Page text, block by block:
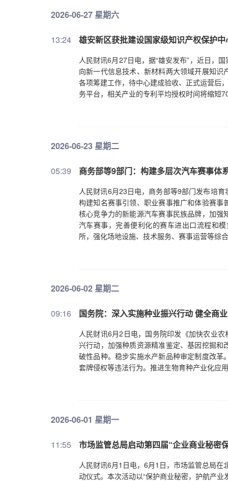
2026-06-27 星期六
13:24 雄安新区获批建设国家级知识产权保护中
人民财讯6月27日电，据“雄安发布”，近日，
向新一代信息技术、新材料两大领域开展知
各项筹建工作，待中心建成验收、正式运营后
务平台，相关产业的专利平均授权时间将缩短
2026-06-23 星期二
05:39 商务部等9部门：构建多层次汽车赛事体
人民财讯6月23日电，商务部等9部门发布培
构建知名赛事引领、职业赛事推广和体验赛
核心竞争力的新能源汽车赛事民族品牌，加
汽车赛事，完善便利化的赛车进出口流程和
所，强化场地设施、技术服务、赛事运营等综
2026-06-02 星期二
09:16 国务院：深入实施种业振兴行动 健全商
人民财讯6月2日电，国务院印发《加快农业
兴行动，加强种质资源精准鉴定、基因挖掘
破性品种。稳步实施水产新品种审定制度改
套牌侵权等违法行为。推进生物育种产业化应
2026-06-01 星期一
11:55 市场监管总局启动第四届“企业商业秘密
人民财讯6月1日电，6月1日，市场监管总局在
动仪式。本次活动以“保护商业秘密，护航产